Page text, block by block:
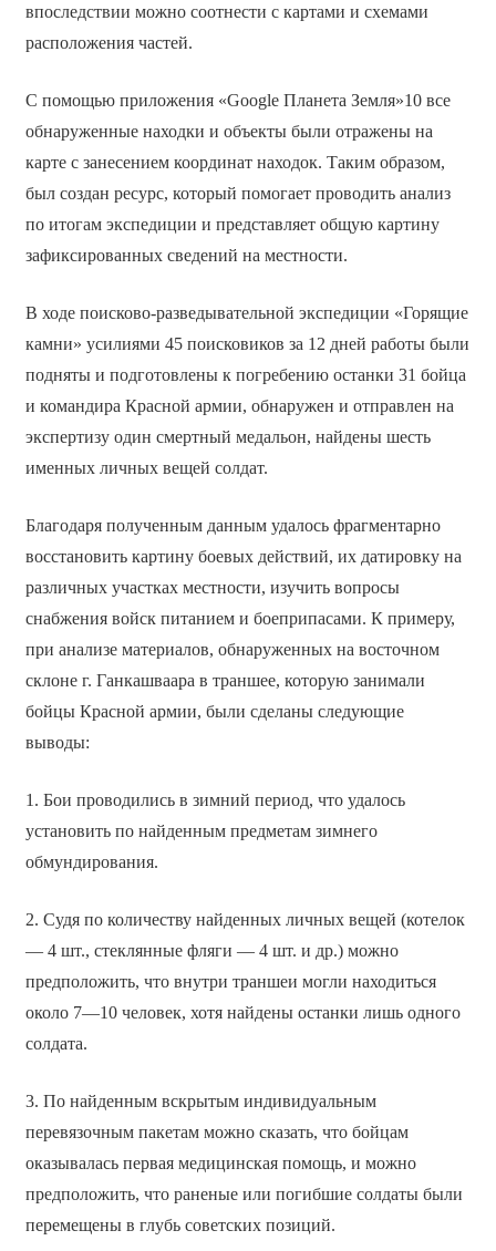
впоследствии можно соотнести с картами и схемами
расположения частей.
С помощью приложения «Google Планета Земля»10 все
обнаруженные находки и объекты были отражены на
карте с занесением координат находок. Таким образом,
был создан ресурс, который помогает проводить анализ
по итогам экспедиции и представляет общую картину
зафиксированных сведений на местности.
В ходе поисково-разведывательной экспедиции «Горящие
камни» усилиями 45 поисковиков за 12 дней работы были
подняты и подготовлены к погребению останки 31 бойца
и командира Красной армии, обнаружен и отправлен на
экспертизу один смертный медальон, найдены шесть
именных личных вещей солдат.
Благодаря полученным данным удалось фрагментарно
восстановить картину боевых действий, их датировку на
различных участках местности, изучить вопросы
снабжения войск питанием и боеприпасами. К примеру,
при анализе материалов, обнаруженных на восточном
склоне г. Ганкашваара в траншее, которую занимали
бойцы Красной армии, были сделаны следующие
выводы:
1. Бои проводились в зимний период, что удалось
установить по найденным предметам зимнего
обмундирования.
2. Судя по количеству найденных личных вещей (котелок
— 4 шт., стеклянные фляги — 4 шт. и др.) можно
предположить, что внутри траншеи могли находиться
около 7—10 человек, хотя найдены останки лишь одного
солдата.
3. По найденным вскрытым индивидуальным
перевязочным пакетам можно сказать, что бойцам
оказывалась первая медицинская помощь, и можно
предположить, что раненые или погибшие солдаты были
перемещены в глубь советских позиций.